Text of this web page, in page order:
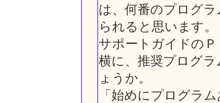
は、何番のプログ
られると思います。
サポートガイドの
横に、推奨プログ
ょうか。
「始めにプログラ